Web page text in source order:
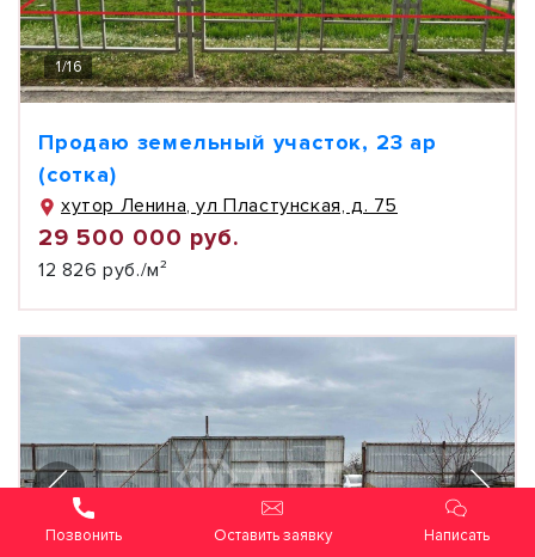
1/16
Продаю земельный участок, 23 ар
(сотка)
хутор Ленина, ул Пластунская, д. 75
29 500 000 руб.
12 826 руб./м²
Оставить заявку Написать